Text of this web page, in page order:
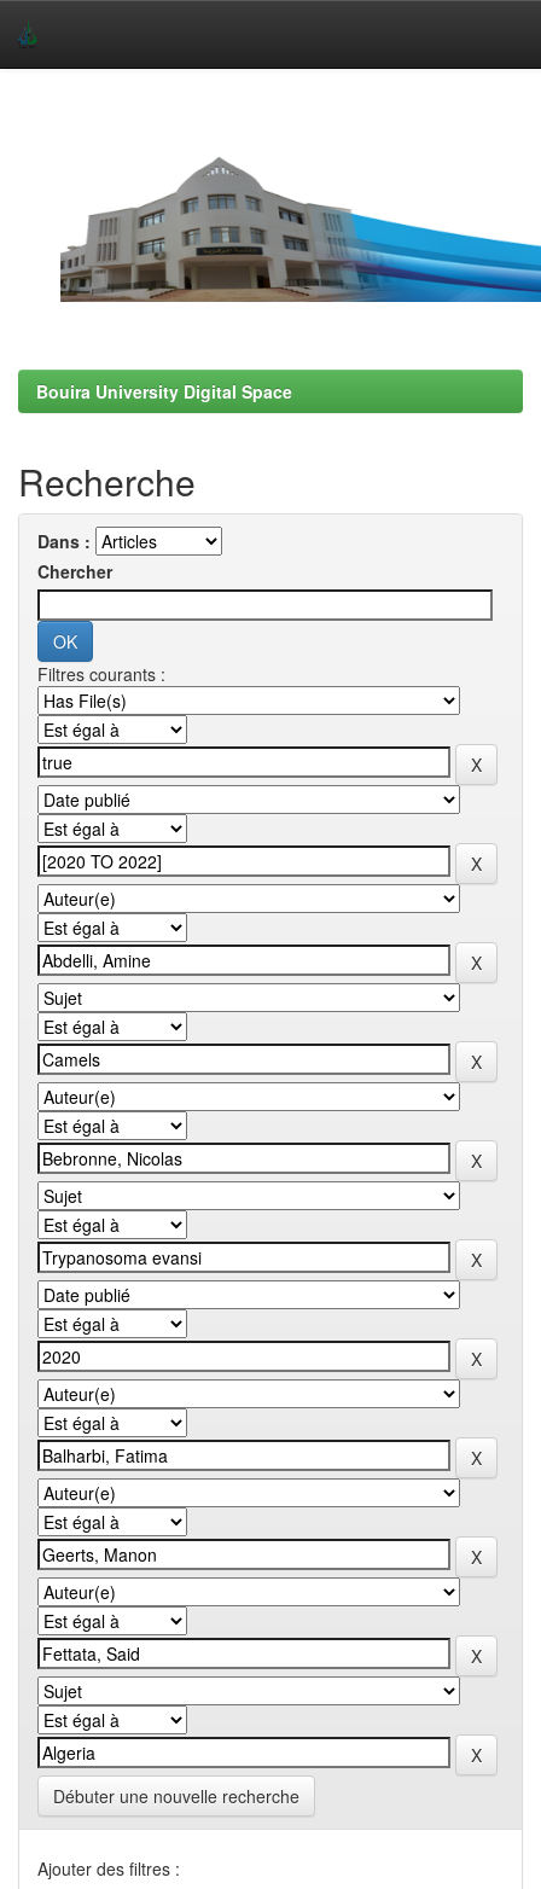
Bouira University Digital Space
Recherche
Dans :
Chercher
Filtres courants :
Débuter une nouvelle recherche
Ajouter des filtres :